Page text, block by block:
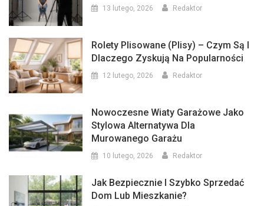
13 lutego, 2026 Redaktor
Rolety Plisowane (plisy) – Czym Są I
Dlaczego Zyskują Na Popularności
12 lutego, 2026 Redaktor
Nowoczesne Wiaty Garażowe Jako
Stylowa Alternatywa Dla
Murowanego Garażu
10 lutego, 2026 Redaktor
Jak Bezpiecznie I Szybko Sprzedać
Dom Lub Mieszkanie?